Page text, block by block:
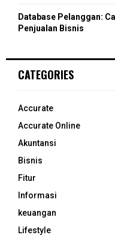
Database Pelanggan:
Penjualan Bisnis
CATEGORIES
Accurate
Accurate Online
Akuntansi
Bisnis
Fitur
Informasi
keuangan
Lifestyle